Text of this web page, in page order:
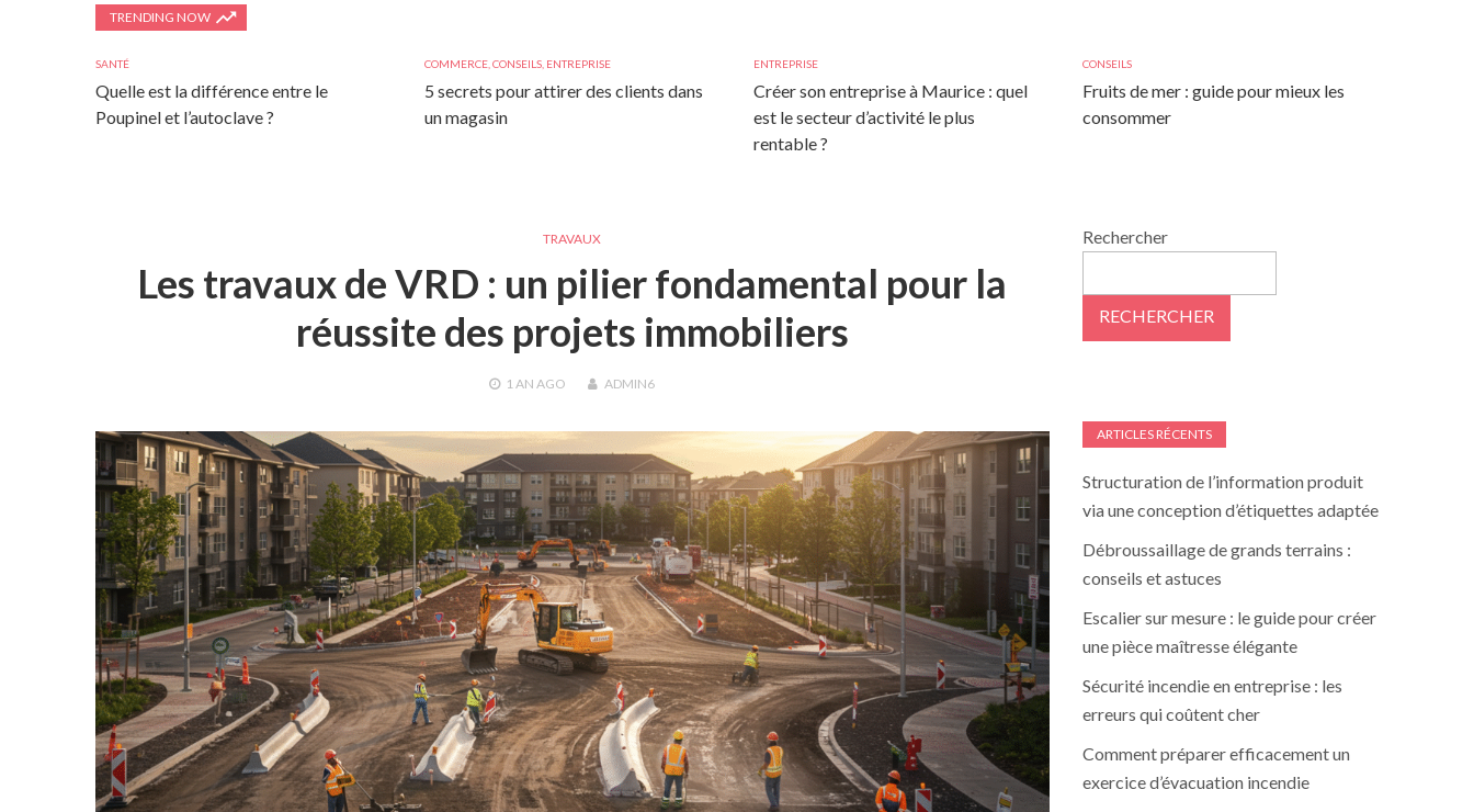
TRENDING NOW
SANTÉ
Quelle est la différence entre le
Poupinel et l’autoclave ?
COMMERCE CONSEILS ENTREPRISE
5 secrets pour attirer des clients dans
un magasin
ENTREPRISE
Créer son entreprise à Maurice : quel
est le secteur d’activité le plus
rentable ?
CONSEILS
Fruits de mer : guide pour mieux les
consommer
TRAVAUX
Les travaux de VRD : un pilier fondamental pour la
réussite des projets immobiliers
1 AN AGO ADMIN6
Rechercher
RECHERCHER
ARTICLES RÉCENTS
Structuration de l’information produit
via une conception d’étiquettes adaptée
Débroussaillage de grands terrains :
conseils et astuces
Escalier sur mesure : le guide pour créer
une pièce maîtresse élégante
Sécurité incendie en entreprise : les
erreurs qui coûtent cher
Comment préparer efficacement un
exercice d’évacuation incendie